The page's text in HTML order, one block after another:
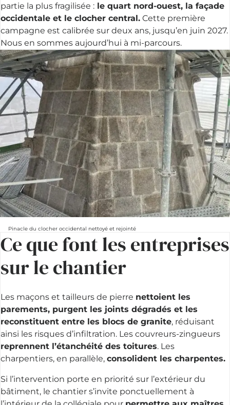
partie la plus fragilisée : le quart nord-ouest, la façade
occidentale et le clocher central. Cette première
campagne est calibrée sur deux ans, jusqu’en juin 2027.
Nous en sommes aujourd’hui à mi-parcours.
Ce que font les entreprises
sur le chantier
Les maçons et tailleurs de pierre nettoient les
parements, purgent les joints dégradés et les
reconstituent entre les blocs de granite, réduisant
ainsi les risques d’infiltration. Les couvreurs-zingueurs
reprennent l’étanchéité des toitures. Les
charpentiers, en parallèle, consolident les charpentes.
Si l’intervention porte en priorité sur l’extérieur du
bâtiment, le chantier s’invite ponctuellement à
Pinacle du clocher occidental nettoyé et rejointé